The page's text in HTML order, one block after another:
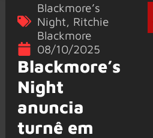
Blackmore’s
Night, Ritchie
Blackmore
08/10/2025
Blackmore’s
Night
anuncia
turnê em